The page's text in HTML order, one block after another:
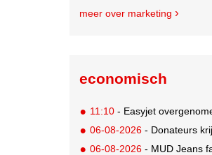
meer over marketing
economisch
11:10 - Easyjet
06-08-2026 - Donateurs
06-08-2026 - MUD Jeans